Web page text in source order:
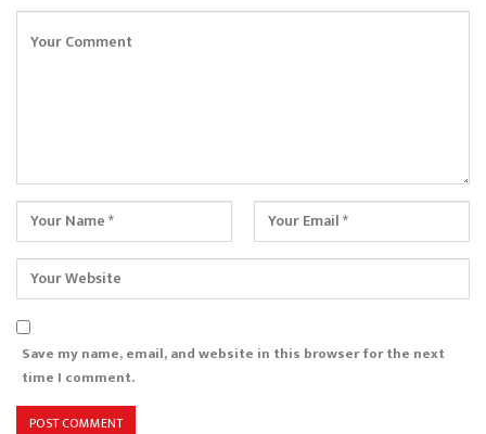
Save my name, email, and website in this browser for the next
time I comment.